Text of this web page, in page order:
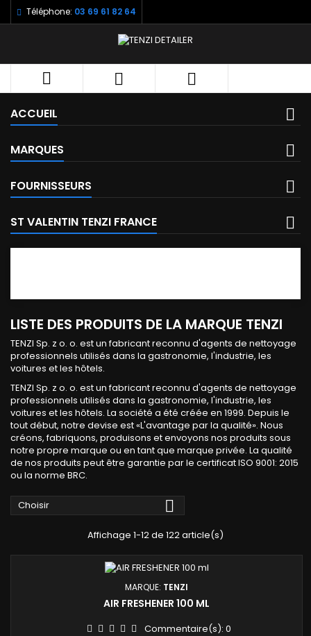
Téléphone: 03 69 61 82 64
  
ACCUEIL
MARQUES
FOURNISSEURS
ST VALENTIN TENZI FRANCE
LISTE DES PRODUITS DE LA MARQUE TENZI
TENZI Sp. z o. o. est un fabricant reconnu d'agents de nettoyage
professionnels utilisés dans la gastronomie, l'industrie, les
voitures et les hôtels.
TENZI Sp. z o. o. est un fabricant reconnu d'agents de nettoyage
professionnels utilisés dans la gastronomie, l'industrie, les
voitures et les hôtels. La société a été créée en 1999. Depuis le
tout début, notre devise est «L'avantage par la qualité». Nous
créons, fabriquons, produisons et envoyons nos produits sous
notre propre marque ou en tant que marque privée. La qualité
de nos produits peut être garantie par le certificat ISO 9001: 2015
ou la norme BRC.
Choisir 
Affichage 1-12 de 122 article(s)
MARQUE: TENZI
AIR FRESHENER 100 ML
Commentaire(s): 0